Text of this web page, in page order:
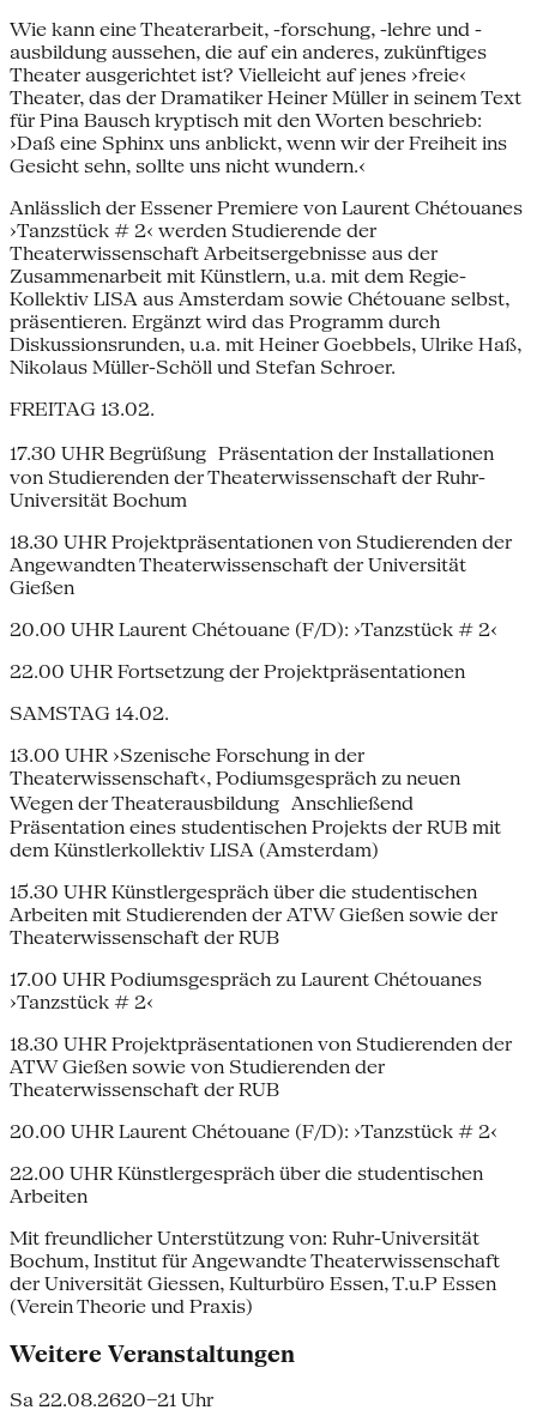
Wie kann eine Theaterarbeit, -forschung, -lehre und -
ausbildung aussehen, die auf ein anderes, zukünftiges
Theater ausgerichtet ist? Vielleicht auf jenes ›freie‹
Theater, das der Dramatiker Heiner Müller in seinem Text
für Pina Bausch kryptisch mit den Worten beschrieb:
›Daß eine Sphinx uns anblickt, wenn wir der Freiheit ins
Gesicht sehn, sollte uns nicht wundern.‹
Anlässlich der Essener Premiere von Laurent Chétouanes
›Tanzstück # 2‹ werden Studierende der
Theaterwissenschaft Arbeitsergebnisse aus der
Zusammenarbeit mit Künstlern, u.a. mit dem Regie-
Kollektiv LISA aus Amsterdam sowie Chétouane selbst,
präsentieren. Ergänzt wird das Programm durch
Diskussionsrunden, u.a. mit Heiner Goebbels, Ulrike Haß,
Nikolaus Müller-Schöll und Stefan Schroer.
FREITAG 13.02.
17.30 UHR Begrüßung Präsentation der Installationen
von Studierenden der Theaterwissenschaft der Ruhr-
Universität Bochum
18.30 UHR Projektpräsentationen von Studierenden der
Angewandten Theaterwissenschaft der Universität
Gießen
20.00 UHR Laurent Chétouane (F/D): ›Tanzstück # 2‹
22.00 UHR Fortsetzung der Projektpräsentationen
SAMSTAG 14.02.
13.00 UHR ›Szenische Forschung in der
Theaterwissenschaft‹, Podiumsgespräch zu neuen
Wegen der Theaterausbildung Anschließend
Präsentation eines studentischen Projekts der RUB mit
dem Künstlerkollektiv LISA (Amsterdam)
15.30 UHR Künstlergespräch über die studentischen
Arbeiten mit Studierenden der ATW Gießen sowie der
Theaterwissenschaft der RUB
17.00 UHR Podiumsgespräch zu Laurent Chétouanes
›Tanzstück # 2‹
18.30 UHR Projektpräsentationen von Studierenden der
ATW Gießen sowie von Studierenden der
Theaterwissenschaft der RUB
20.00 UHR Laurent Chétouane (F/D): ›Tanzstück # 2‹
22.00 UHR Künstlergespräch über die studentischen
Arbeiten
Mit freundlicher Unterstützung von: Ruhr-Universität
Bochum, Institut für Angewandte Theaterwissenschaft
der Universität Giessen, Kulturbüro Essen, T.u.P Essen
(Verein Theorie und Praxis)
Weitere Veranstaltungen
Sa 22.08.2620–21 Uhr